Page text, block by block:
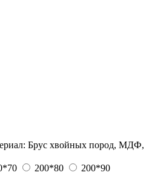
Брус хвойных пород, МДФ,
200*80
200*90